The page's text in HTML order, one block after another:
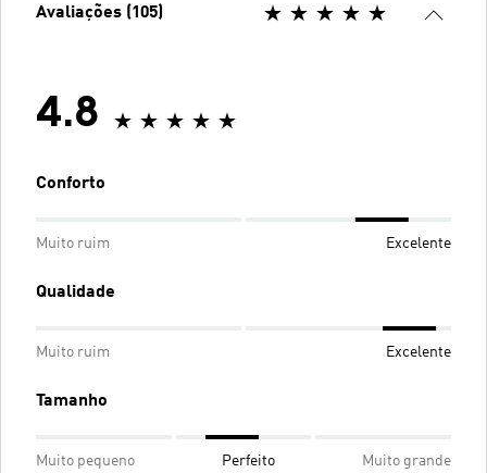
Avaliações (105)
4.8
Conforto
Muito ruim Excelente
Qualidade
Muito ruim Excelente
Tamanho
Muito pequeno Perfeito Muito grande